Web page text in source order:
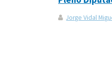
Jorge Vidal